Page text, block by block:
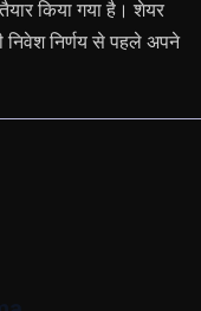
किया गया है। शेयर
निवेश निर्णय से पहले अपने